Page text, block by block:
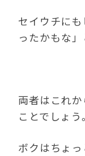
セイウチに
ったかもな」
両者はこれ
ことでしょう。
ボクはちょ